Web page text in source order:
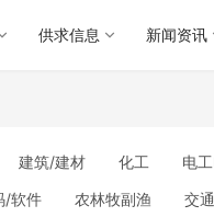
供求信息 新闻资讯
建筑/建材 化工 电
/软件
农林牧副渔 交